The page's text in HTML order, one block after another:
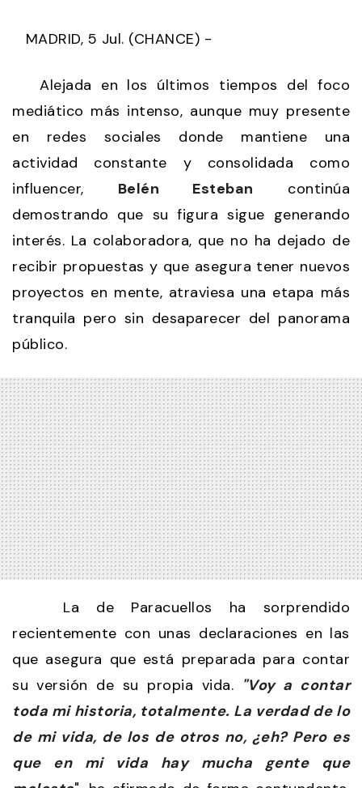
MADRID, 5 Jul. (CHANCE) -
Alejada en los últimos tiempos del foco
mediático más intenso, aunque muy presente
en redes sociales donde mantiene una
actividad constante y consolidada como
influencer, Belén Esteban continúa
demostrando que su figura sigue generando
interés. La colaboradora, que no ha dejado de
recibir propuestas y que asegura tener nuevos
proyectos en mente, atraviesa una etapa más
tranquila pero sin desaparecer del panorama
público.
La de Paracuellos ha sorprendido
recientemente con unas declaraciones en las
que asegura que está preparada para contar
su versión de su propia vida. "Voy a contar
toda mi historia, totalmente. La verdad de lo
de mi vida, de los de otros no, ¿eh? Pero es
que en mi vida hay mucha gente que